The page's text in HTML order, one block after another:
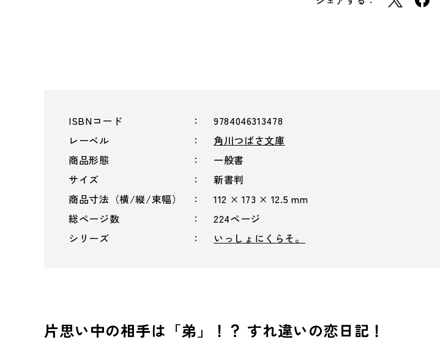
ISBNコード
9784046313478
レーベル
角川つばさ文庫
商品形態
一般書
サイズ
新書判
商品寸法（横/縦/束幅）
112 × 173 × 12.5 mm
総ページ数
224ページ
シリーズ
いっしょにくらそ。
片思い中の相手は「弟」！？ すれ違いの恋日記！